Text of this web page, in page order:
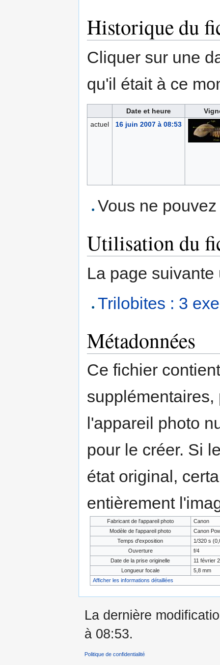
Historique du
Cliquer sur une
qu'il était à ce
Date et heure
actuel
16 juin 2007 à 08:53
Vous ne
Utilisation du
La page
Trilobites : 3
Métadonnées
Ce fichier
l'appareil photo
pour le créer. Si
état original,
entièrement
Fabricant de l'appareil photo
Canon
Modèle de l'appareil photo
Canon
Temps d'exposition
1/320 s
Ouverture
f/4
Date de la prise originelle
11 février
Longueur focale
5,8 mm
Afficher les informations détaillées
La dernière
à 08:53.
Politique de confidentialité